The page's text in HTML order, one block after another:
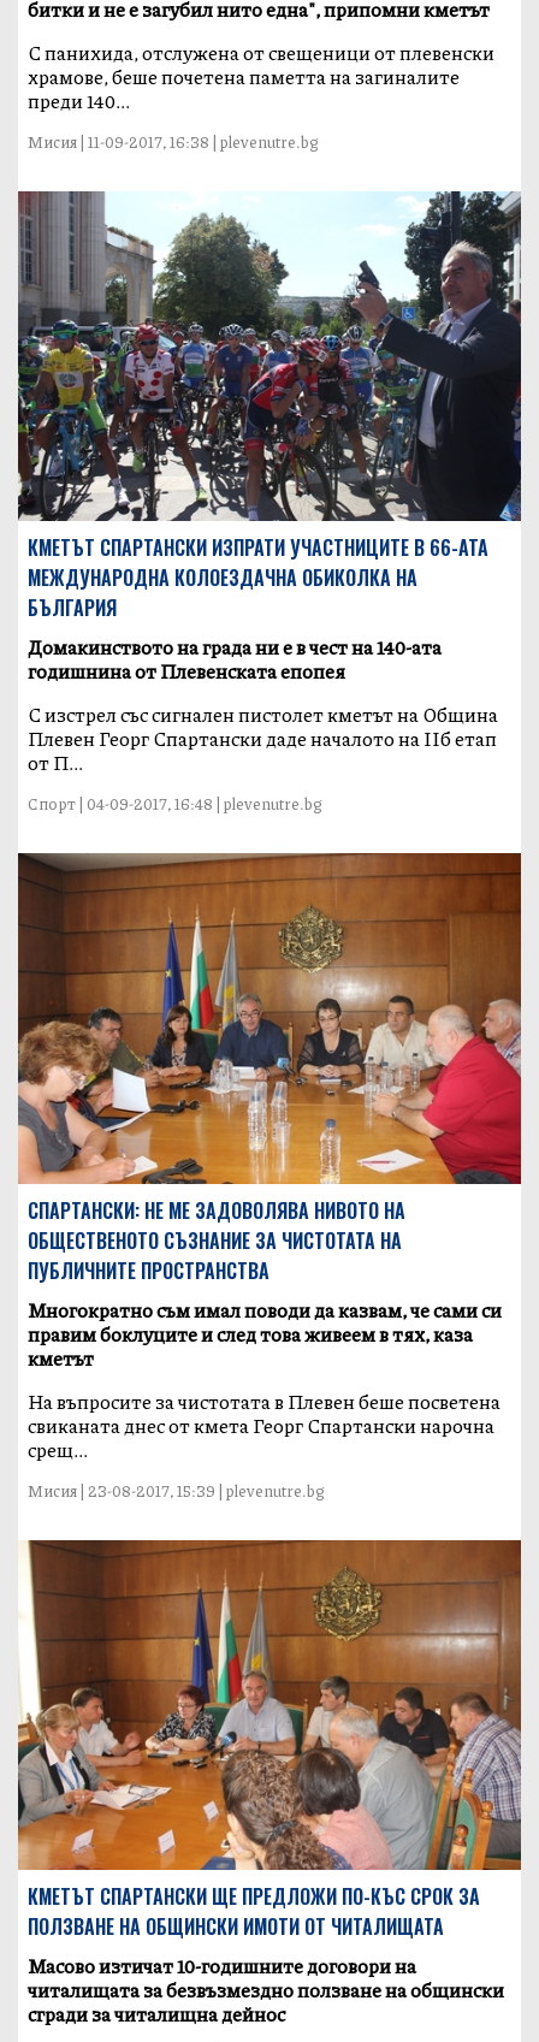
битки и не е загубил нито една", припомни кметът
С панихида, отслужена от свещеници от плевенски
храмове, беше почетена паметта на загиналите
преди 140...
Мисия | 11-09-2017, 16:38 | plevenutre.bg
КМЕТЪТ СПАРТАНСКИ ИЗПРАТИ УЧАСТНИЦИТЕ В 66-АТА
МЕЖДУНАРОДНА КОЛОЕЗДАЧНА ОБИКОЛКА НА
БЪЛГАРИЯ
Домакинството на града ни е в чест на 140-ата
годишнина от Плевенската епопея
С изстрел със сигнален пистолет кметът на Община
Плевен Георг Спартански даде началото на IIб етап
от П...
Спорт | 04-09-2017, 16:48 | plevenutre.bg
СПАРТАНСКИ: НЕ МЕ ЗАДОВОЛЯВА НИВОТО НА
ОБЩЕСТВЕНОТО СЪЗНАНИЕ ЗА ЧИСТОТАТА НА
ПУБЛИЧНИТЕ ПРОСТРАНСТВА
Многократно съм имал поводи да казвам, че сами си
правим боклуците и след това живеем в тях, каза
кметът
На въпросите за чистотата в Плевен беше посветена
свиканата днес от кмета Георг Спартански нарочна
срещ...
Мисия | 23-08-2017, 15:39 | plevenutre.bg
КМЕТЪТ СПАРТАНСКИ ЩЕ ПРЕДЛОЖИ ПО-КЪС СРОК ЗА
ПОЛЗВАНЕ НА ОБЩИНСКИ ИМОТИ ОТ ЧИТАЛИЩАТА
Масово изтичат 10-годишните договори на
читалищата за безвъзмездно ползване на общински
сгради за читалищна дейнос